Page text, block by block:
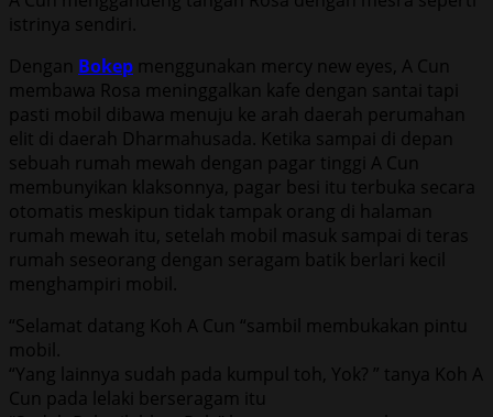
istrinya sendiri.
Dengan Bokep menggunakan mercy new eyes, A Cun
membawa Rosa meninggalkan kafe dengan santai tapi
pasti mobil dibawa menuju ke arah daerah perumahan
elit di daerah Dharmahusada. Ketika sampai di depan
sebuah rumah mewah dengan pagar tinggi A Cun
membunyikan klaksonnya, pagar besi itu terbuka secara
otomatis meskipun tidak tampak orang di halaman
rumah mewah itu, setelah mobil masuk sampai di teras
rumah seseorang dengan seragam batik berlari kecil
menghampiri mobil.
“Selamat datang Koh A Cun “sambil membukakan pintu
mobil.
“Yang lainnya sudah pada kumpul toh, Yok? ” tanya Koh A
Cun pada lelaki berseragam itu